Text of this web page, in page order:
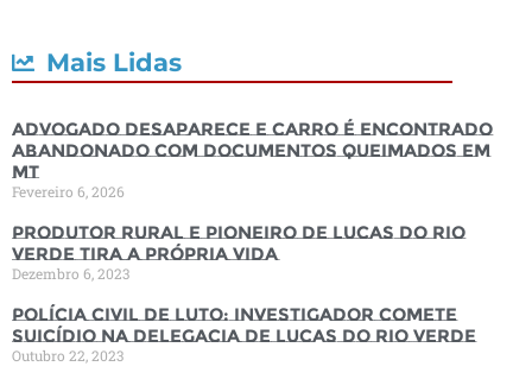
Mais Lidas
Advogado desaparece e carro é encontrado
abandonado com documentos queimados em
MT
Fevereiro 6, 2026
Produtor rural e pioneiro de Lucas do Rio
Verde tira a própria vida
Dezembro 6, 2023
Polícia Civil de luto: Investigador comete
suicídio na Delegacia de Lucas do Rio Verde
Outubro 22, 2023